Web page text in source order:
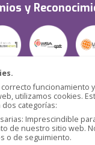
funcionamiento
utilizamos cookies.
categorías:
Imprescindible
de nuestro sitio web.
o de seguimiento.
y
Seguridad